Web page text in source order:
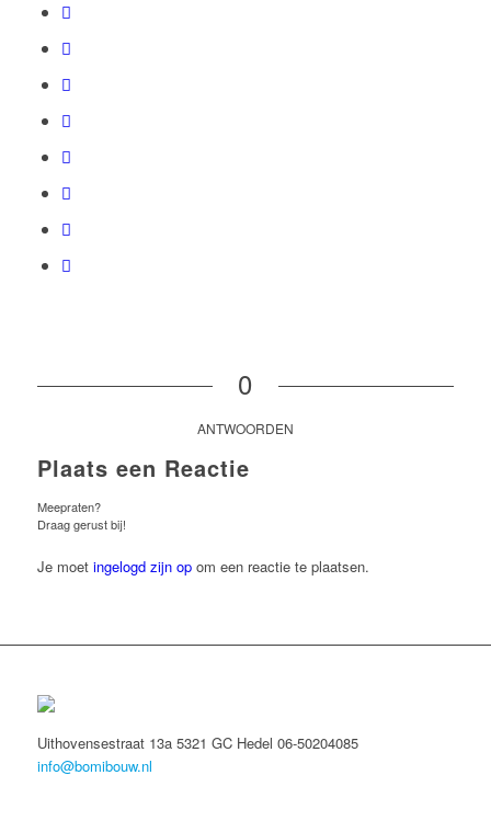
0
ANTWOORDEN
Plaats een Reactie
Meepraten?
Draag gerust bij!
Je moet ingelogd zijn opom een reactie te plaatsen.
Uithovensestraat 13a 5321 GC Hedel 06-50204085
info@bomibouw.nl